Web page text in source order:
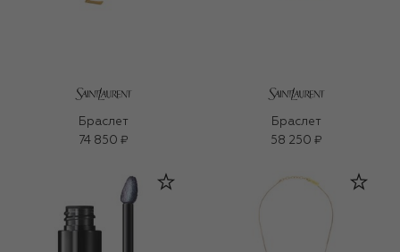
Браслет
74 850 ₽
Браслет
58 250 ₽